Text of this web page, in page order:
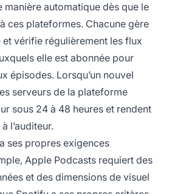
manière automatique dès que le
ces plateformes. Chacune gère
vérifie régulièrement les flux
elle est abonnée pour
épisodes. Lorsqu’un nouvel
serveurs de la plateforme
sous 24 à 48 heures et rendent
l’auditeur.
ses propres exigences
Apple Podcasts requiert des
et des dimensions de visuel